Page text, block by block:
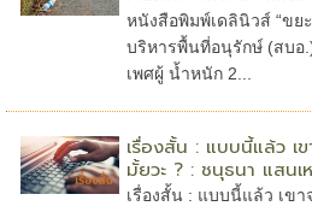
หนังสือพิมพ์เดลินิวส์ “ขย
บริหารพื้นที่อนุรักษ์ (สบอ
เพศผู้ น้ำหนัก 2...
เรื่องสั้น : แบบนี้แล้ว เ
มั้ยวะ ? : ชนุธนา แสนเ
เรื่องสั้น : แบบนี้แล้ว เข